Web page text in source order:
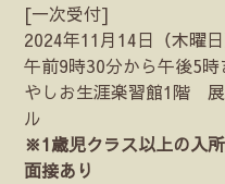
[一次受付]
2024年11月14日（木曜
午前9時30分から午後5時
やしお生涯楽習館1階
ル
※1歳児クラス以上の入
面接あり